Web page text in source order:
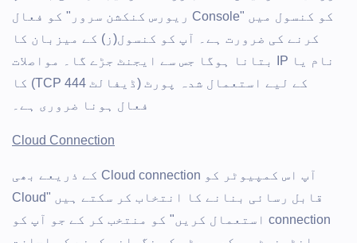
کو کنسول میں "Console ریورس کنکشن سرور" کو فعال
کرنے کی ضرورت ہے۔ آپ کو کنسول(ز) کے میزبان کا
نام یا IP بتانا ہوگا جس سے ایجنٹ جڑے گا۔ مواصلات
کے لیے استعمال شدہ پورٹ (ڈیفالٹ TCP 444) کا
فعال ہونا ضروری ہے۔
Cloud Connection
آپ اس کمپیوٹر کو Cloud connection کے ذریعے بھی
قابل رسائی بنانے کا انتخاب کر سکتے ہیں "Cloud
connection استعمال کریں" کو منتخب کر کے جو آپ کو